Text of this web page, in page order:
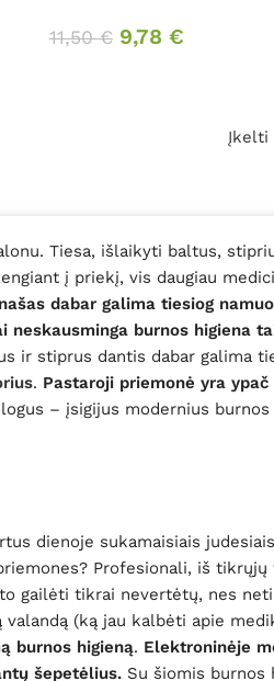
11,50€ 9,78 €
Įkelti
Tiesa, išlaikyti baltus,
į priekį, vis daugiau
dabar galima tiesiog
neskausminga burnos higiena
ir stiprus dantis dabar galima
. Pastaroji priemonė yra
– įsigijus modernius
dienoje sukamaisiais
Profesionali, iš
gailėti tikrai nevertėtų, nes
(ką jau kalbėti apie
burnos higieną. Elektroninėje
šepetėlius. Su šiomis burnos